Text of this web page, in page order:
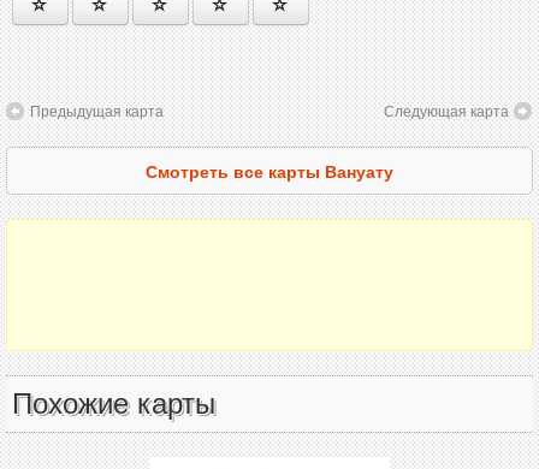
Предыдущая карта Следующая карта
Смотреть все карты Вануату
Похожие карты